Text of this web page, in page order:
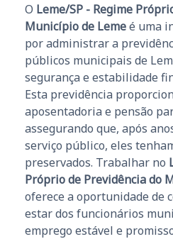
O Leme/SP - Regime
Município de Lemeé uma
por administrar a
públicos municipais de
segurança e estabilidade
Esta previdência
aposentadoria e pensão
assegurando que, após
serviço público, eles
preservados. Trabalhar no
Próprio de Previdência do
oferece a oportunidade de
estar dos funcionários
emprego estável e